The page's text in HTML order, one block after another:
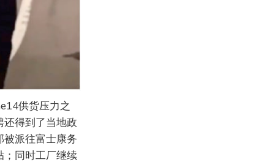
供货压力之
还得到了当地政
被派往富士康务
；同时工厂继续